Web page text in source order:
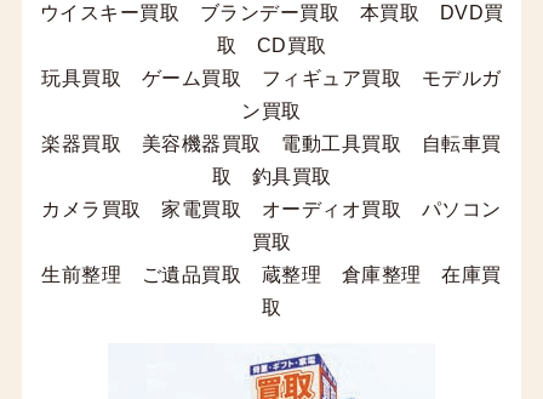
ウイスキー買取 ブランデー買取 本買取 DVD買
取 CD買取
玩具買取 ゲーム買取 フィギュア買取 モデルガ
ン買取
楽器買取 美容機器買取 電動工具買取 自転車買
取 釣具買取
カメラ買取 家電買取 オーディオ買取 パソコン
買取
生前整理 ご遺品買取 蔵整理 倉庫整理 在庫買
取